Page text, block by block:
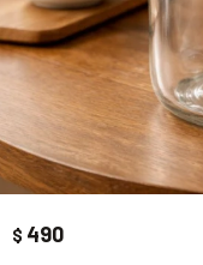
$ 490